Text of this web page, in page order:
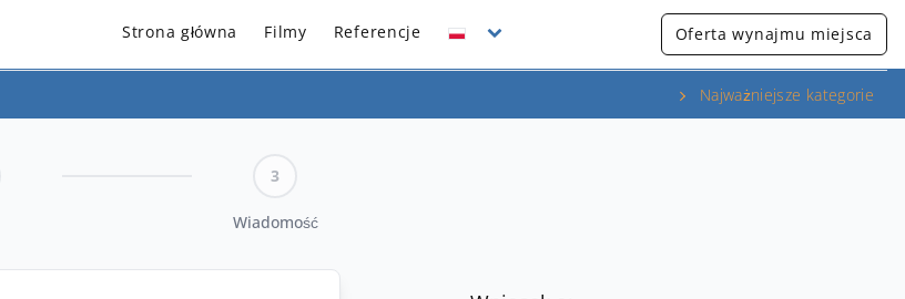
Strona główna Filmy Referencje Oferta wynajmu miejsca
Najważniejsze kategorie
3
Wiadomość